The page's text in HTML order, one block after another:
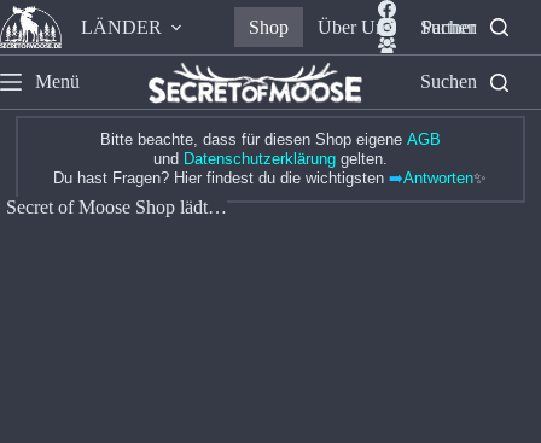
LÄNDER Shop Über Uns Partner
Suchen
Menü Suchen
Bitte beachte, dass für diesen Shop eigene AGB
und Datenschutzerklärunggelten.
Du hast Fragen? Hier findest du die wichtigsten➡️Antworten✨
Secret of Moose Shop lädt…